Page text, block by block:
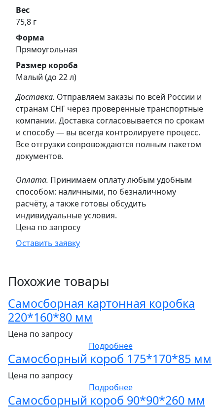
Вес
75,8 г
Форма
Прямоугольная
Размер короба
Малый (до 22 л)
Доставка. Отправляем заказы по всей России и
странам СНГ через проверенные транспортные
компании. Доставка согласовывается по срокам
и способу — вы всегда контролируете процесс.
Все отгрузки сопровождаются полным пакетом
документов.
Оплата. Принимаем оплату любым удобным
способом: наличными, по безналичному
расчёту, а также готовы обсудить
индивидуальные условия.
Цена по запросу
Оставить заявку
Похожие товары
Самосборная картонная коробка
220*160*80 мм
Цена по запросу
Подробнее
Самосборный короб 175*170*85 мм
Цена по запросу
Подробнее
Самосборный короб 90*90*260 мм